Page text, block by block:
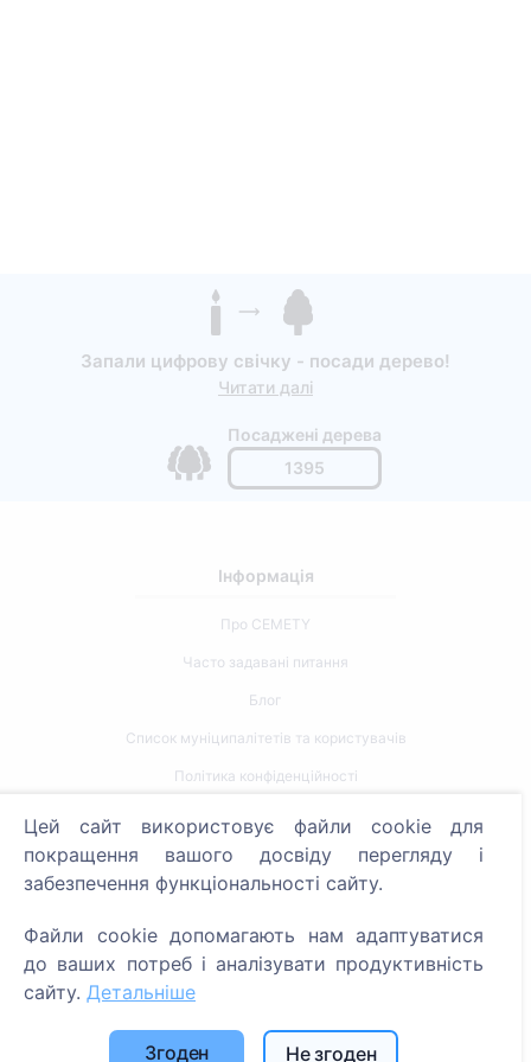
Запали цифрову свічку - посади дерево!
Читати далі
Посаджені дерева
1395
Інформація
Про CEMETY
Часто задавані питання
Блог
Список муніципалітетів та користувачів
Політика конфіденційності
Налаштування файлів cookie
Послуги
Цей сайт використовує файли cookie для
покращення вашого досвіду перегляду і
забезпечення функціональності сайту.
Файли cookie допомагають нам адаптуватися
до ваших потреб і аналізувати продуктивність
сайту. Детальніше
Згоден Не згоден